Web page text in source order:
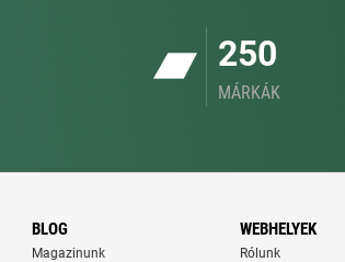
250
MÁRKÁK
BLOG
Magazinunk
WEBHELYEK
Rólunk